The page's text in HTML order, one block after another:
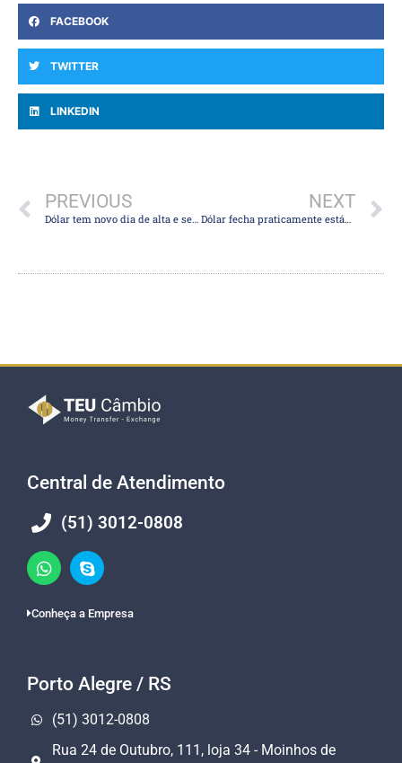
FACEBOOK
TWITTER
LINKEDIN
PREVIOUS
Dólar tem novo dia de alta e se aproxima dos R$ 5 com novos dados fracos da China
NEXT
Dólar fecha praticamente estável e segue próximo a R$ 5, em dia de realização de lucros e ata do Fed
Central de Atendimento
(51) 3012-0808
Conheça a Empresa
Porto Alegre / RS
(51) 3012-0808
Rua 24 de Outubro, 111, loja 34 - Moinhos de